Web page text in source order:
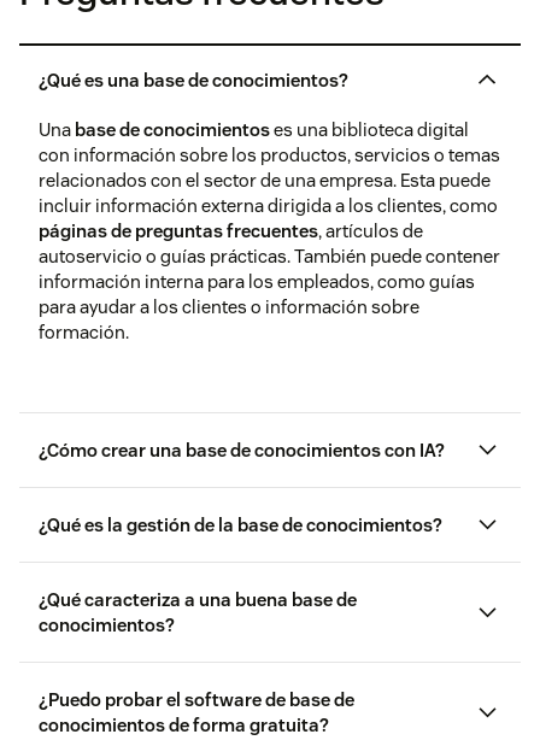
¿Qué es una base de conocimientos?
Una base de conocimientoses una biblioteca digital
con información sobre los productos, servicios o temas
relacionados con el sector de una empresa. Esta puede
incluir información externa dirigida a los clientes, como
páginas de preguntas frecuentes, artículos de
autoservicio o guías prácticas. También puede contener
información interna para los empleados, como guías
para ayudar a los clientes o información sobre
formación.
¿Cómo crear una base de conocimientos con IA?
¿Qué es la gestión de la base de conocimientos?
gestión del conocimiento
cómo crear una
base de conocimientos
¿Qué caracteriza a una buena base de
conocimientos?
¿Puedo probar el software de base de
conocimientos de forma gratuita?